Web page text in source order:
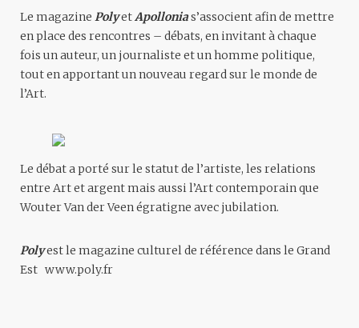
Le magazine PolyetApollonias’associent afin de mettre
en place des rencontres – débats, en invitant à chaque
fois un auteur, un journaliste et un homme politique,
tout en apportant un nouveau regard sur le monde de
l’Art.
Le débat a porté sur le statut de l’artiste, les relations
entre Art et argent mais aussi l’Art contemporain que
Wouter Van der Veen égratigne avec jubilation.
Polyest le magazine culturel de référence dans le Grand
Est www.poly.fr